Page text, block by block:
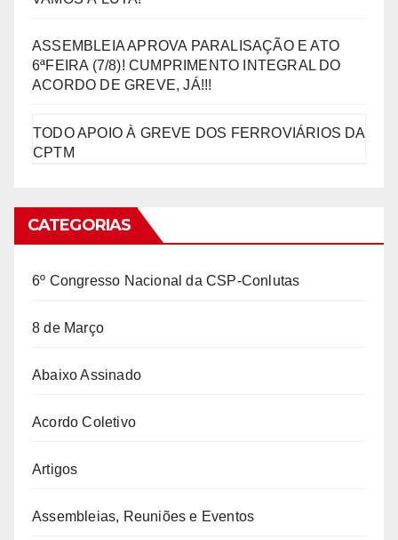
ASSEMBLEIA APROVA PARALISAÇÃO E ATO
6ªFEIRA (7/8)! CUMPRIMENTO INTEGRAL DO
ACORDO DE GREVE, JÁ!!!
TODO APOIO À GREVE DOS FERROVIÁRIOS DA
CPTM
CATEGORIAS
6º Congresso Nacional da CSP-Conlutas
8 de Março
Abaixo Assinado
Acordo Coletivo
Artigos
Assembleias, Reuniões e Eventos